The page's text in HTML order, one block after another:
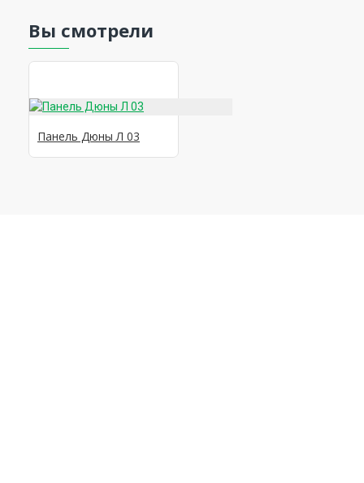
Вы смотрели
Панель Дюны Л 03